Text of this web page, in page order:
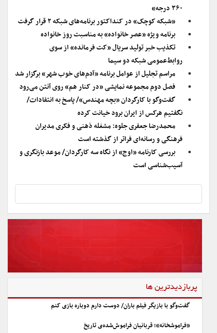
۳۶۰ درجه»
«شبکه کوچک» در کنداکتور برنامه‌های شبکه ۲ قرار گرفت
برنامه ویژه «عصر خانواده» به مناسبت روز خانواده
تکذیب خبر تولید سریال «کت فرمانده» از سوی
روابط‌عمومی شبکه دو سیما
مراسم تجلیل از عوامل برنامه «آدم‌های خوب شهر» برگزار شد
فصل دوم مجموعه نمایشی «در کنار هم» روی آنتن می‌رود
گفت‌وگو با کارگردان «بچه مهندس»/ پاسخ به انتفادات/
نگفتیم هرکس از ایران برود خیانت کرده
محمدرضا جعفری جلوه: مشغله ذهنی و فکری مدیران
فرهنگی و رسانه‌ای فراتر از گذشته است
بررسی کارنامه «اوج» از نگاه سه کارگردان/ موعد بازنگری و
آسیب‌شناسی است
پربازدیدترین ها
گفت‌وگو با بازیگر فیلم باران/ دوست دارم دوباره بازی کنم
«فراموشخانه»؛ قربانیان فراموش‌شده‌ی تاریخ